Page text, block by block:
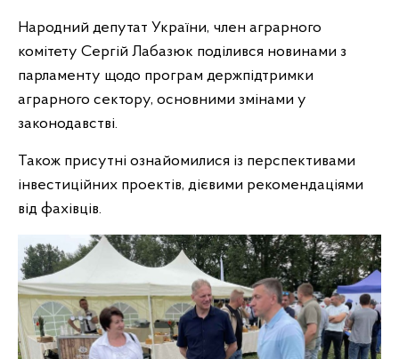
Народний депутат України, член аграрного
комітету Сергій Лабазюк поділився новинами з
парламенту щодо програм держпідтримки
аграрного сектору, основними змінами у
законодавстві.
Також присутні ознайомилися із перспективами
інвестиційних проектів, дієвими рекомендаціями
від фахівців.